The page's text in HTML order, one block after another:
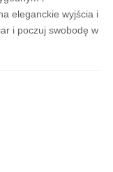
eleganckie wyjścia i
i poczuj swobodę w